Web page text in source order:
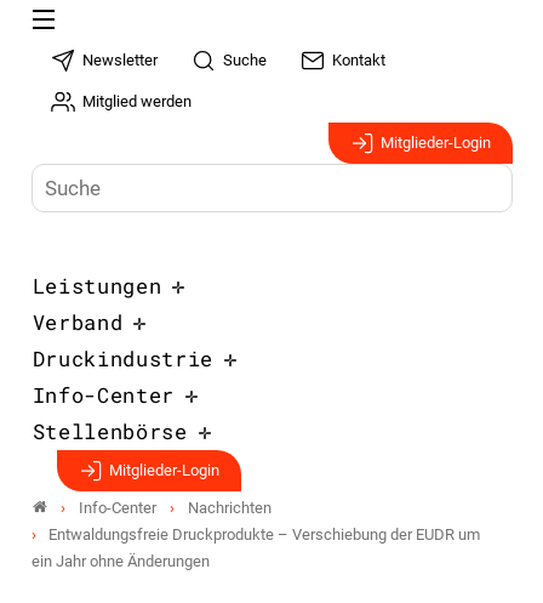
Newsletter Suche Kontakt
Mitglied werden
Mitglieder-Login
Leistungen
Verband
Druckindustrie
Info-Center
Stellenbörse
Mitglieder-Login
Info-Center
Nachrichten
Entwaldungsfreie Druckprodukte – Verschiebung der EUDR um
ein Jahr ohne Änderungen